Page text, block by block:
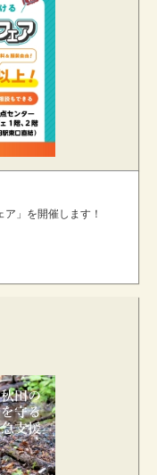
」を開催します！